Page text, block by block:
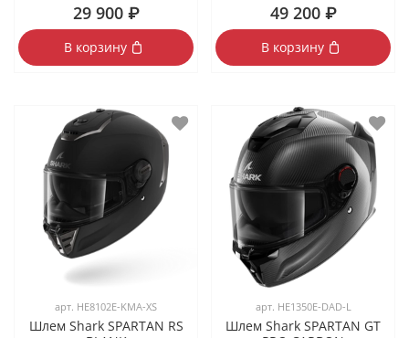
29 900 ₽
В корзину
49 200 ₽
В корзину
арт. HE8102E-KMA-XS
Шлем Shark SPARTAN RS
арт. HE1350E-DAD-L
Шлем Shark SPARTAN GT